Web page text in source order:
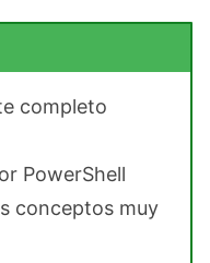
completo
PowerShell
conceptos muy